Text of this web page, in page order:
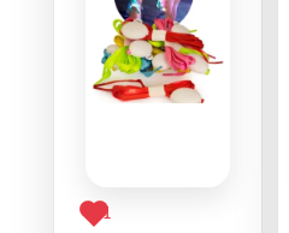
1